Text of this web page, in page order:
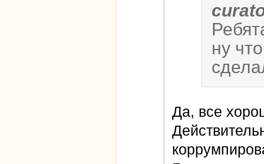
ну
Да, все